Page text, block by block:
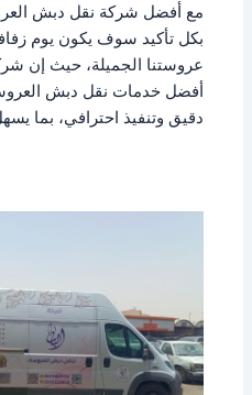
مع أفضل شركة نقل دبش
بكل تأكيد سوف يكون يوم
عروستنا الجميلة، حيث إن
أفضل خدمات نقل دبش
دقيق وتنفيذ احترافي، بما